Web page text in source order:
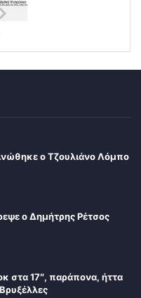
ο Τζουλιάνο Λόμπο
ο Δημήτρης Ρέτσος
στα 17″, παράπονα, ήττα